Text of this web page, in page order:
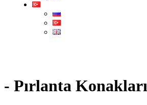
Pırlanta Konakları